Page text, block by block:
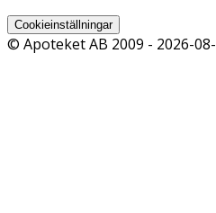
Cookieinställningar
© Apoteket AB 2009 - 2026-